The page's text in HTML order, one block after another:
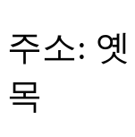
주소:
목